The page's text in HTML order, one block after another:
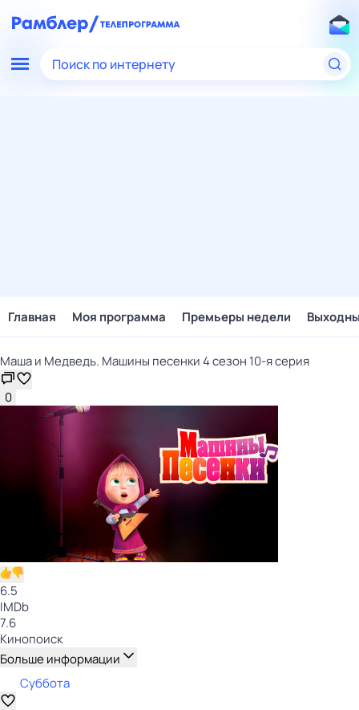
Поиск по интернету
Главная Моя программа Премьеры недели
Маша и Медведь. Машины песенки 4 сезон 10-я серия
0
6.5
IMDb
7.6
Кинопоиск
Больше информации
Суббота